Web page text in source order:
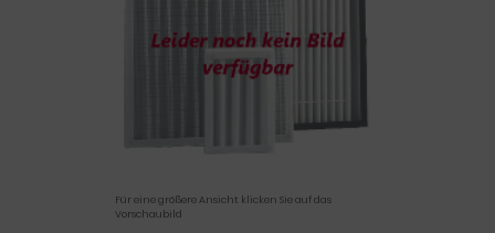
Für eine größere Ansicht klicken Sie auf das
Vorschaubild